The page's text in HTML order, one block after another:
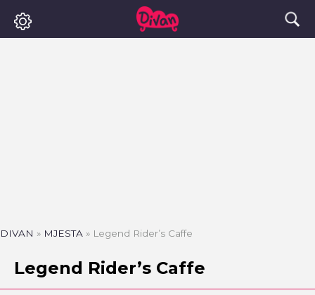
DIVAN » MJESTA » Legend Rider’s Caffe
Legend Rider’s Caffe